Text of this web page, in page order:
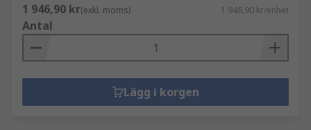
1 946,90 kr(exkl. moms) 1 946,90 kr/enhet
Antal
Lägg i korgen